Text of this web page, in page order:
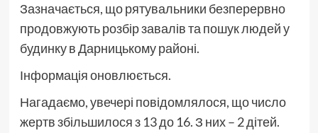
Зазначається, що рятувальники безперервно
продовжують розбір завалів та пошук людей у
будинку в Дарницькому районі.
Інформація оновлюється.
Нагадаємо, увечері повідомлялося, що число
жертв збільшилося з 13 до 16. З них – 2 дітей.